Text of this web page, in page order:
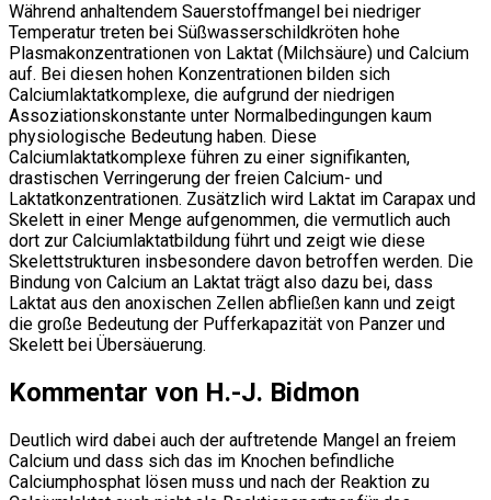
Während anhaltendem Sauerstoffmangel bei niedriger
Temperatur treten bei Süßwasserschildkröten hohe
Plasmakonzentrationen von Laktat (Milchsäure) und Calcium
auf. Bei diesen hohen Konzentrationen bilden sich
Calciumlaktatkomplexe, die aufgrund der niedrigen
Assoziationskonstante unter Normalbedingungen kaum
physiologische Bedeutung haben. Diese
Calciumlaktatkomplexe führen zu einer signifikanten,
drastischen Verringerung der freien Calcium- und
Laktatkonzentrationen. Zusätzlich wird Laktat im Carapax und
Skelett in einer Menge aufgenommen, die vermutlich auch
dort zur Calciumlaktatbildung führt und zeigt wie diese
Skelettstrukturen insbesondere davon betroffen werden. Die
Bindung von Calcium an Laktat trägt also dazu bei, dass
Laktat aus den anoxischen Zellen abfließen kann und zeigt
die große Bedeutung der Pufferkapazität von Panzer und
Skelett bei Übersäuerung.
Kommentar von H.-J. Bidmon
Deutlich wird dabei auch der auftretende Mangel an freiem
Calcium und dass sich das im Knochen befindliche
Calciumphosphat lösen muss und nach der Reaktion zu